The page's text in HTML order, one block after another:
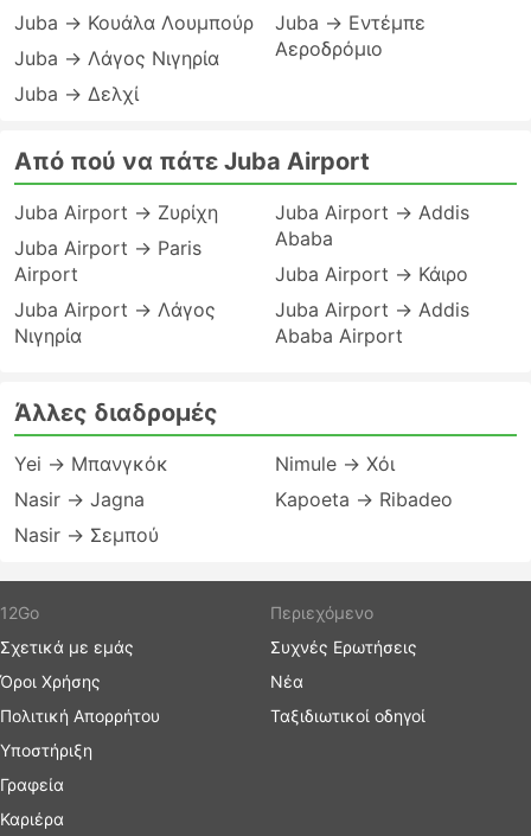
Juba → Κουάλα Λουμπούρ
Juba → Λάγος Νιγηρία
Juba → Δελχί
Juba → Εντέμπε
Αεροδρόμιο
Από πού να πάτε Juba Airport
Juba Airport → Ζυρίχη
Juba Airport → Paris
Airport
Juba Airport → Λάγος
Νιγηρία
Juba Airport → Addis
Ababa
Juba Airport → Κάιρο
Juba Airport → Addis
Ababa Airport
Άλλες διαδρομές
Yei → Μπανγκόκ
Nasir → Jagna
Nasir → Σεμπού
Nimule → Χόι
Kapoeta → Ribadeo
12Go
Σχετικά με εμάς
Όροι Χρήσης
Πολιτική Απορρήτου
Υποστήριξη
Γραφεία
Καριέρα
Περιεχόμενο
Συχνές Ερωτήσεις
Νέα
Ταξιδιωτικοί οδηγοί